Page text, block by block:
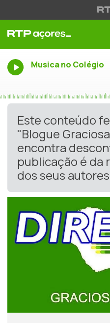
Musica no Colégio
Este conteúdo
"Blogue
encontra
publicação é da
dos seus